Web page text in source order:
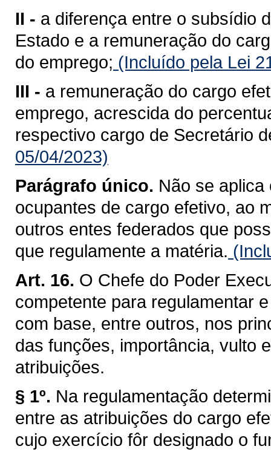
II - a diferença entre o subsídio
Estado e a remuneração do
do emprego; (Incluído pela Lei
III - a remuneração do cargo
emprego, acrescida do
respectivo cargo de Secretário
05/04/2023)
Parágrafo único. Não se
ocupantes de cargo efetivo, ao
outros entes federados que
que regulamente a matéria.
Art. 16. O Chefe do Poder
competente para regulamentar
com base, entre outros, nos
das funções, importância, vulto
atribuições.
§ 1º. Na regulamentação
entre as atribuições do cargo
cujo exercício fôr designado o